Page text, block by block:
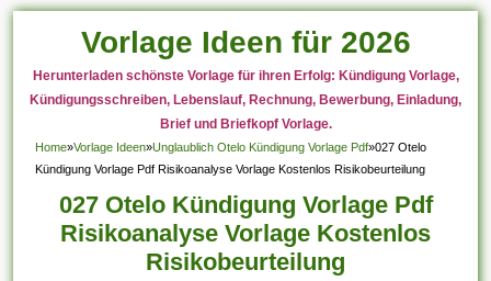
Vorlage Ideen für 2026
Herunterladen schönste Vorlage für ihren Erfolg: Kündigung Vorlage,
Kündigungsschreiben, Lebenslauf, Rechnung, Bewerbung, Einladung,
Brief und Briefkopf Vorlage.
Home»Vorlage Ideen»Unglaublich Otelo Kündigung Vorlage Pdf»027 Otelo
Kündigung Vorlage Pdf Risikoanalyse Vorlage Kostenlos Risikobeurteilung
027 Otelo Kündigung Vorlage Pdf
Risikoanalyse Vorlage Kostenlos
Risikobeurteilung